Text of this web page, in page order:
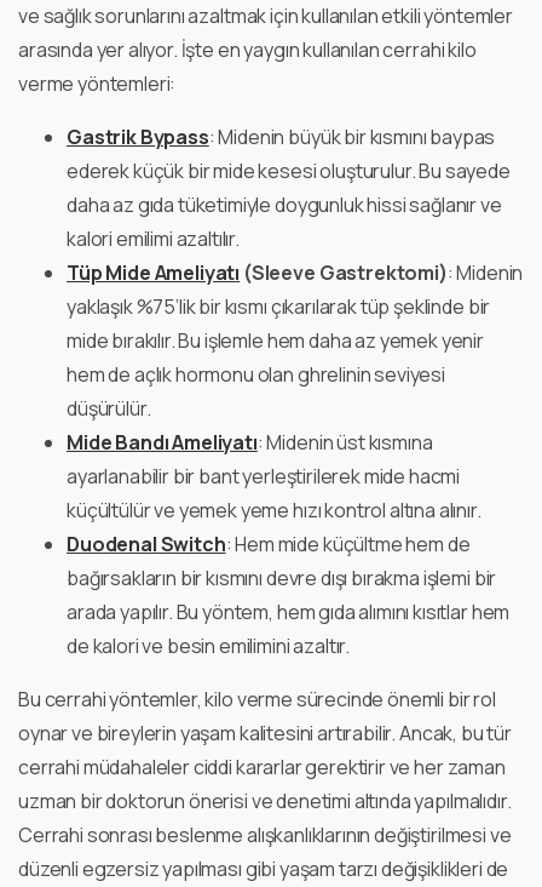
ve sağlık sorunlarını azaltmak için kullanılan etkili yöntemler
arasında yer alıyor. İşte en yaygın kullanılan cerrahi kilo
verme yöntemleri:
Gastrik Bypass: Midenin büyük bir kısmını baypas
ederek küçük bir mide kesesi oluşturulur. Bu sayede
daha az gıda tüketimiyle doygunluk hissi sağlanır ve
kalori emilimi azaltılır.
Tüp Mide Ameliyatı (Sleeve Gastrektomi): Midenin
yaklaşık %75’lik bir kısmı çıkarılarak tüp şeklinde bir
mide bırakılır. Bu işlemle hem daha az yemek yenir
hem de açlık hormonu olan ghrelinin seviyesi
düşürülür.
Mide Bandı Ameliyatı: Midenin üst kısmına
ayarlanabilir bir bant yerleştirilerek mide hacmi
küçültülür ve yemek yeme hızı kontrol altına alınır.
Duodenal Switch: Hem mide küçültme hem de
bağırsakların bir kısmını devre dışı bırakma işlemi bir
arada yapılır. Bu yöntem, hem gıda alımını kısıtlar hem
de kalori ve besin emilimini azaltır.
Bu cerrahi yöntemler, kilo verme sürecinde önemli bir rol
oynar ve bireylerin yaşam kalitesini artırabilir. Ancak, bu tür
cerrahi müdahaleler ciddi kararlar gerektirir ve her zaman
uzman bir doktorun önerisi ve denetimi altında yapılmalıdır.
Cerrahi sonrası beslenme alışkanlıklarının değiştirilmesi ve
düzenli egzersiz yapılması gibi yaşam tarzı değişiklikleri de